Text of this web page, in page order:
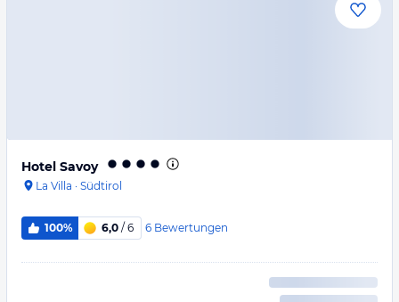
Hotel Savoy
La Villa · Südtirol
100% 6,0 / 6 6 Bewertungen